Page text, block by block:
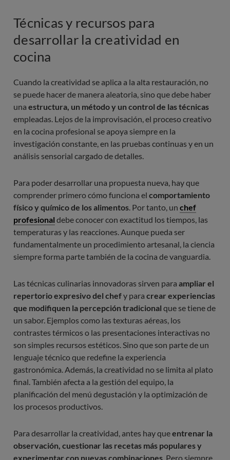
Técnicas y recursos para
desarrollar la creatividad en
cocina
Cuando la creatividad se aplica a la alta restauración, no
se puede hacer de manera aleatoria, sino que debe haber
una estructura, un método y un control de las técnicas
empleadas. Lejos de la improvisación, el proceso creativo
en la cocina profesional se apoya siempre en la
investigación constante, en las pruebas continuas y en un
análisis sensorial cargado de detalles.
Para poder desarrollar una propuesta nueva, hay que
comprender primero cómo funciona el comportamiento
físico y químico de los alimentos. Por tanto, un chef
profesional debe conocer con exactitud los tiempos, las
temperaturas y las reacciones. Aunque pueda ser
fundamentalmente un procedimiento artesanal, la ciencia
siempre forma parte también de la cocina de vanguardia.
Las técnicas culinarias innovadoras sirven para ampliar el
repertorio expresivo del chefy para crear experiencias
que modifiquen la percepción tradicional que se tiene de
un sabor. Ejemplos como las texturas aéreas, los
contrastes térmicos o las presentaciones interactivas no
son simples recursos estéticos. Sino que son parte de un
lenguaje técnico que redefine la experiencia
gastronómica. Además, la creatividad no se limita al plato
final. También afecta a la gestión del equipo, la
planificación del menú degustación y la optimización de
los procesos productivos.
Para desarrollar la creatividad, antes hay queentrenar la
observación, cuestionar las recetas más populares y
experimentar con nuevas combinaciones . Pero siempre